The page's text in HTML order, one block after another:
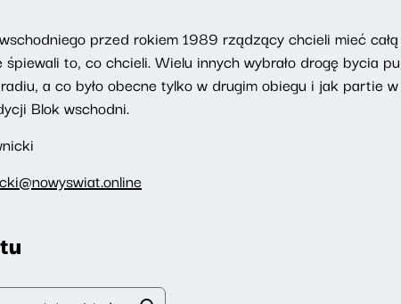
przed rokiem 1989 rządzący chcieli mieć
to, co chcieli. Wielu innych wybrało drogę bycia
a co było obecne tylko w drugim obiegu i jak partie
Blok wschodni.